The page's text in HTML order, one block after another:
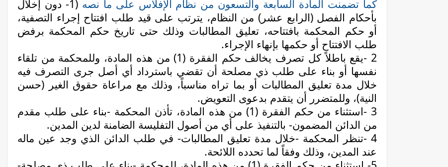
كما تضمنت المادة السابعة والتسعون من نظام الإفلاس على ما نصه
(1- دون إخلال
بأحكام الفصل (الرابع عشر) من النظام، يترتب على قيد طلب افتتاح إجراء التصفية،
أو حكم المحكمة بافتتاحه، تعليق المطالبات وذلك حتى تاريخ حكم المحكمة برفض
طلب الافتتاح أو حكمها بإنهاء الإجراء.
2
-
يقع باطلاً كل تصرف يخالف حكم الفقرة (1) من هذه المادة، وللمحكمة من تلقاء
نفسها أو بناء على طلب ذي مصلحة أن تقضي باسترداد أي أصل جرى التصرف فيه
خلال مدة تعليق المطالبات أو بما تراه مناسباً، وذلك مع مراعاة حقوق الغير (حسن
النية)، وللمتضرر أن يتقدم بدعوى التعويض.
3
-
استثناء من حكم الفقرة (1) من هذه المادة، تأذن المحكمة -بناء على طلب مقدم
من الدائن المضمون- بالتنفيذ على أي من أصول التفليسة الضامنة لدين المدين.
4
-تنظر المحكمة -خلال مدة تعليق المطالبات- في طلب الدائن الذي وجد عين ماله
عند المدين، وذلك وفقاً لما تحدده اللائحة.